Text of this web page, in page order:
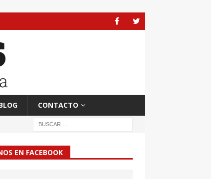
CONTACTO
EN FACEBOOK